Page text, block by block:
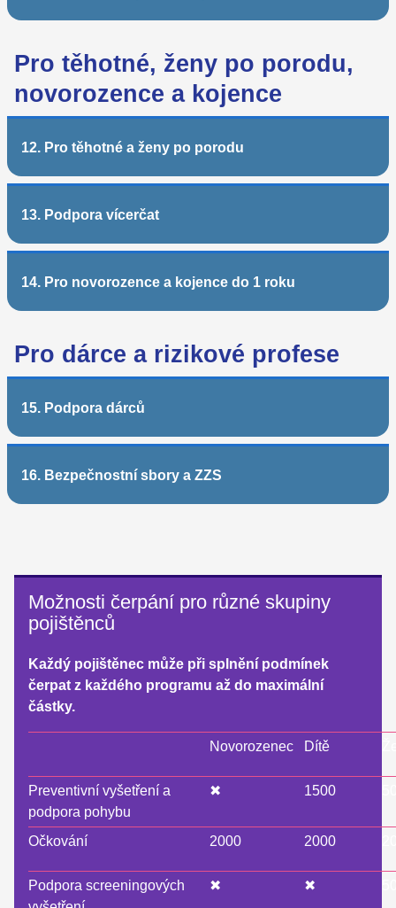
Pro těhotné, ženy po porodu,
novorozence a kojence
12. Pro těhotné a ženy po porodu
13. Podpora vícerčat
14. Pro novorozence a kojence do 1 roku
Pro dárce a rizikové profese
15. Podpora dárců
16. Bezpečnostní sbory a ZZS
Možnosti čerpání pro různé skupiny
pojištěnců
Každý pojištěnec může při splnění podmínek
čerpat z každého programu až do maximální
částky.
Novorozenec Dítě
Preventivní vyšetření a
podpora pohybu
✖ 1500
Očkování 2000 2000
Podpora screeningových
✖ ✖